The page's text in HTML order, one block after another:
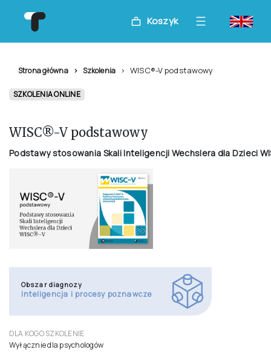
Koszyk
Strona główna Szkolenia WISC®-V podstawowy
SZKOLENIA ONLINE
WISC®-V podstawowy
Podstawy stosowania Skali Inteligencji Wechslera dla Dzieci
Obszar diagnozy
Inteligencja i procesy poznawcze
DLA KOGO SZKOLENIE
Wyłącznie dla psychologów